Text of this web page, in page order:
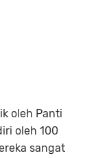
oleh Panti
oleh 100
sangat